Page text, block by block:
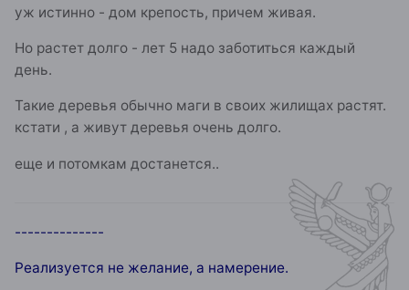
уж истинно - дом крепость, причем живая.
Но растет долго - лет 5 надо заботиться каждый
день.
Такие деревья обычно маги в своих жилищах растят.
кстати , а живут деревья очень долго.
еще и потомкам достанется..
--------------
Реализуется не желание, а намерение.